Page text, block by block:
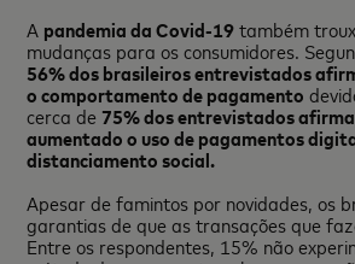
A pandemia da Covid-19também
mudanças para os consumidores.
56% dos brasileiros entrevistados
o comportamento de pagamento
cerca de 75% dos entrevistados
aumentado o uso de pagamentos
distanciamento social.
Apesar de famintos por novidades, os
garantias de que as transações que
Entre os respondentes, 15% não